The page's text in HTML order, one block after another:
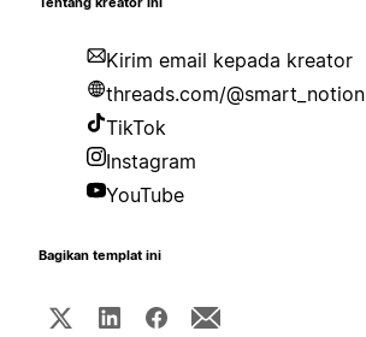
Tentang kreator ini
Kirim email kepada kreator
threads.com/@smart_notion
TikTok
Instagram
YouTube
Bagikan templat ini